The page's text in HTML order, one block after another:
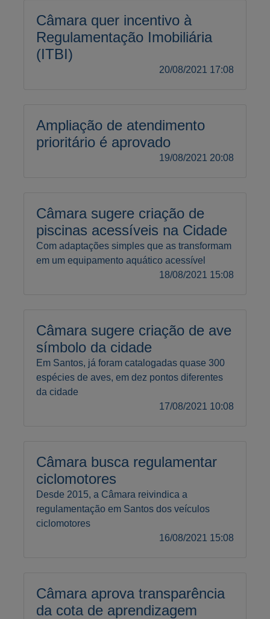
Câmara quer incentivo à
Regulamentação Imobiliária
(ITBI)
20/08/2021 17:08
Ampliação de atendimento
prioritário é aprovado
19/08/2021 20:08
Câmara sugere criação de
piscinas acessíveis na Cidade
Com adaptações simples que as transformam
em um equipamento aquático acessível
18/08/2021 15:08
Câmara sugere criação de ave
símbolo da cidade
Em Santos, já foram catalogadas quase 300
espécies de aves, em dez pontos diferentes
da cidade
17/08/2021 10:08
Câmara busca regulamentar
ciclomotores
Desde 2015, a Câmara reivindica a
regulamentação em Santos dos veículos
ciclomotores
16/08/2021 15:08
Câmara aprova transparência
da cota de aprendizagem